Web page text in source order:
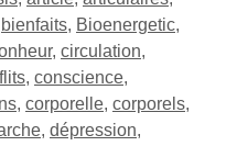
bienfaits, Bioenergetic,
, circulation,
, conscience,
, corporelle, corporels,
, dépression,